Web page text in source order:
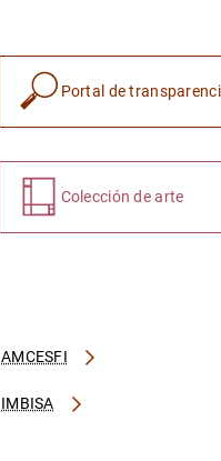
Portal de
Colección de arte
AMCESFI
IMBISA